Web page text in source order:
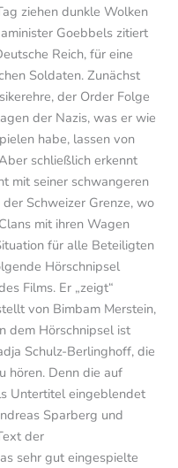
ziehen dunkle Wolken
Goebbels zitiert
Reich, für eine
Soldaten. Zunächst
der Order Folge
der Nazis, was er wie
habe, lassen von
schließlich erkennt
mit seiner schwangeren
Schweizer Grenze, wo
mit ihren Wagen
für alle Beteiligten
Hörschnipsel
Films. Er „zeigt“
von Bimbam Merstein,
dem Hörschnipsel ist
Schulz-Berlinghoff, die
hören. Denn die auf
Untertitel eingeblendet
Sparberg und
der
sehr gut eingespielte